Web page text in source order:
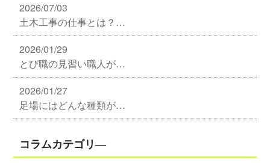
2026/07/03
土木工事の仕事とは？…
2026/01/29
とび職の見習い職人が…
2026/01/27
足場にはどんな種類が…
コラムカテゴリ―